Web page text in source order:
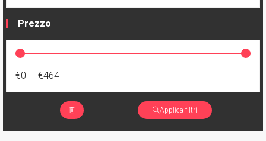
Prezzo
€0 — €464
Applica filtri